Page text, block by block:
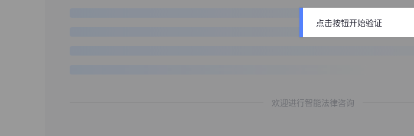
欢迎进行智能法律咨询
点击按钮开始验证